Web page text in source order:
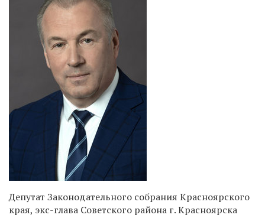
Депутат Законодательного собрания Красноярского
края, экс-глава Советского района г. Красноярска